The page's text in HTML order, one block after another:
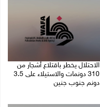
الاحتلال يخطر باقتلاع أشجار من
310 دونمات والاستيلاء على 3.5
دونم جنوب جنين